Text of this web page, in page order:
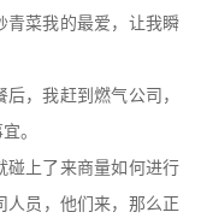
青菜我的最爱，让我瞬
，我赶到燃气公司，
。
碰上了来商量如何进行
人员，他们来，那么正